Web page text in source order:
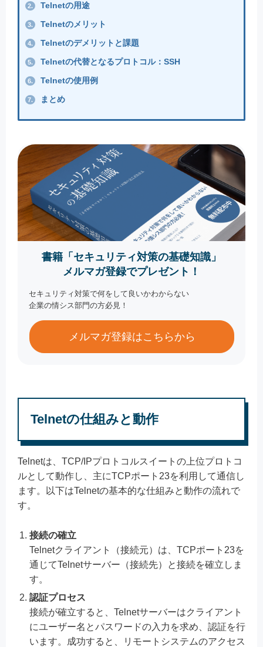
2. Telnetの用途
3. Telnetのメリット
4. Telnetのデメリットと課題
5. Telnetの代替となるプロトコル：SSH
6. Telnetの使用例
7. まとめ
書籍「セキュリティ対策の基礎知識」
メルマガ登録でプレゼント！
セキュリティ対策で何をして良いかわからない
企業の情シス部門の方必見！
メルマガ登録はこちらから
Telnetの仕組みと動作
Telnetは、TCP/IPプロトコルスイートの上位プロトコ
ルとして動作し、主にTCPポート23を利用して通信し
ます。以下はTelnetの基本的な仕組みと動作の流れで
す。
接続の確立
Telnetクライアント（接続元）は、TCPポート23を
通じてTelnetサーバー（接続先）と接続を確立しま
す。
認証プロセス
接続が確立すると、Telnetサーバーはクライアント
にユーザー名とパスワードの入力を求め、認証を行
います。成功すると、リモートシステムのアクセス